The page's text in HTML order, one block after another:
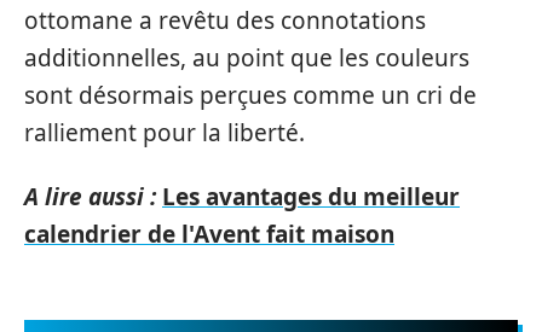
ottomane a revêtu des connotations
additionnelles, au point que les couleurs
sont désormais perçues comme un cri de
ralliement pour la liberté.
A lire aussi : Les avantages du meilleur
calendrier de l'Avent fait maison